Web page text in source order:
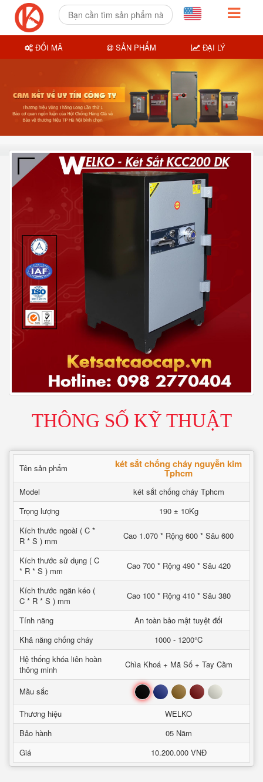
THÔNG SỐ KỸ THUẬT
Tên sản phẩm két sắt chống cháy nguyễn kim
Tphcm
Model
két sắt chống cháy Tphcm
Trọng lượng
190 ± 10Kg
Kích thước ngoài ( C *
R * S ) mm
Cao 1.070 * Rộng 600 * Sâu 600
Kích thước sử dụng ( C
* R * S ) mm
Cao 700 * Rộng 490 * Sâu 420
Kích thước ngăn kéo (
C * R * S ) mm
Cao 100 * Rộng 410 * Sâu 380
Tính năng
An toàn bảo mật tuyệt đối
Khả năng chống cháy
1000 - 1200°C
Hệ thống khóa liên hoàn
thông minh
Chìa Khoá + Mã Số + Tay Cầm
Mầu sắc Đen Xanh Nâu Đỏ Trắng
Thương hiệu
WELKO
Bảo hành
05 Năm
Giá
10.200.000 VNĐ
ĐỔI MÃ SẢN PHẨM ĐẠI LÝ